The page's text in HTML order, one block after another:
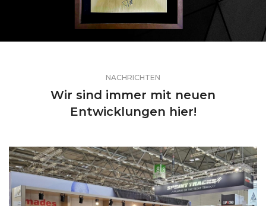
Wir sind immer mit neuen
Entwicklungen hier!